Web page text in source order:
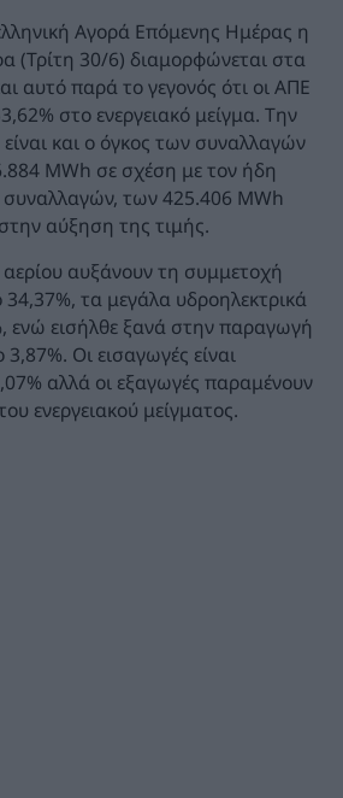
Αγορά Επόμενης Ημέρας η
(Τρίτη 30/6) διαμορφώνεται στα
αυτό παρά το γεγονός ότι οι ΑΠΕ
στο ενεργειακό μείγμα. Την
και ο όγκος των συναλλαγών
MWh σε σχέση με τον ήδη
συναλλαγών, των 425.406 MWh
αύξηση της τιμής.
αυξάνουν τη συμμετοχή
τα μεγάλα υδροηλεκτρικά
ενώ εισήλθε ξανά στην παραγωγή
3,87%. Οι εισαγωγές είναι
αλλά οι εξαγωγές παραμένουν
ενεργειακού μείγματος.